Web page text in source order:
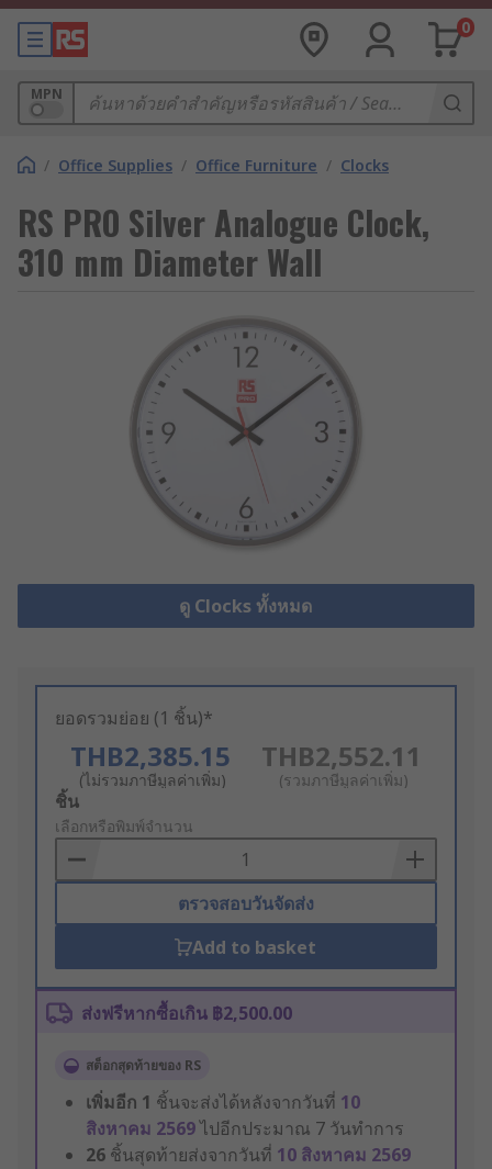
0
MPN
/ Office Supplies / Office Furniture / Clocks
RS PRO Silver Analogue Clock,
310 mm Diameter Wall
ดู Clocks ทั้งหมด
ยอดรวมย่อย (1 ชิ้น)*
THB2,385.15
(ไม่รวมภาษีมูลค่าเพิ่ม)
THB2,552.11
(รวมภาษีมูลค่าเพิ่ม)
Add
to
Basket
ชิ้น
เลือกหรือพิมพ์จำนวน
ตรวจสอบวันจัดส่ง
Add to basket
ส่งฟรีหากซื้อเกิน ฿2,500.00
สต็อกสุดท้ายของ RS
เพิ่มอีก 1 ชิ้นจะส่งได้หลังจากวันที่ 10
สิงหาคม 2569ไปอีกประมาณ 7 วันทำการ
26 ชิ้นสุดท้ายส่งจากวันที่ 10 สิงหาคม 2569